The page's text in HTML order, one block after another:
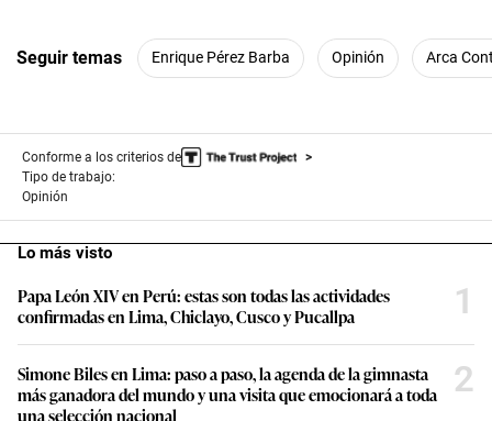
Seguir temas Enrique Pérez Barba Opinión Arca
Conforme a los criterios de
Tipo de trabajo:
Opinión
Lo más visto
Papa León XIV en Perú: estas son todas las actividades
confirmadas en Lima, Chiclayo, Cusco y Pucallpa
1
Simone Biles en Lima: paso a paso, la agenda de la gimnasta
más ganadora del mundo y una visita que emocionará a toda
una selección nacional
2